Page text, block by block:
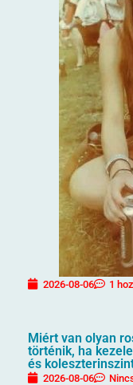
2026-08-06 1
Miért van olyan
történik, ha
és
2026-08-06